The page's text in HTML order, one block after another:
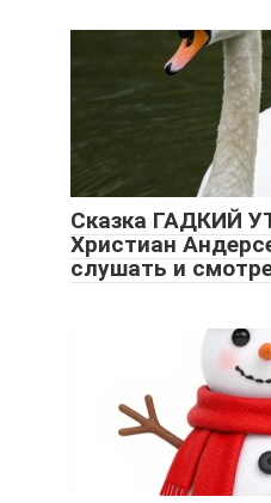
Сказка ГАДКИЙ
Христиан
слушать и